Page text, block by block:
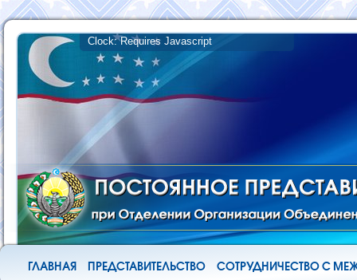
ГЛАВНАЯ ПРЕДСТАВИТЕЛЬСТВО СОТРУДНИЧЕСТВО С